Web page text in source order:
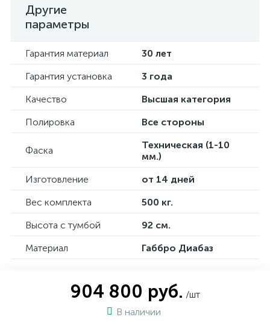
Другие
параметры
Гарантия материал
30 лет
Гарантия установка
3 года
Качество
Высшая категория
Полировка
Все стороны
Фаска
Техническая (1-10
мм.)
Изготовление
от 14 дней
Вес комплекта
500 кг.
Высота с тумбой
92 см.
Материал
Габбро Диабаз
904 800 руб. /шт
В наличии